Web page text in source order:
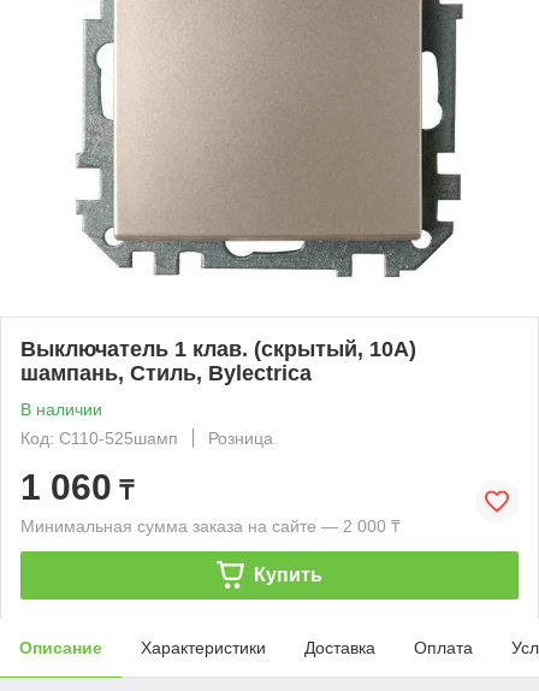
Выключатель 1 клав. (cкрытый, 10А)
шампань, Стиль, Bylectrica
В наличии
Код: С110-525шамп
Розница
1 060 ₸
Минимальная сумма заказа на сайте — 2 000 ₸
Купить
Описание Характеристики Доставка Оплата